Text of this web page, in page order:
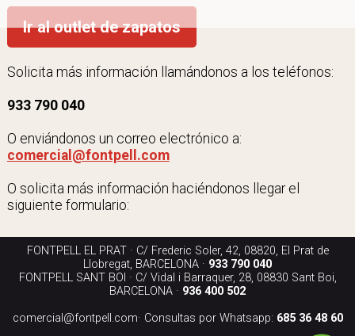
Ir al outlet de zapatos
Solicita más información llamándonos a los teléfonos:
933 790 040
O enviándonos un correo electrónico a:
comercial@fontpell.com
O solicita más información haciéndonos llegar el
siguiente formulario:
FONTPELL EL PRAT · C/ Frederic Soler, 42, 08820, El Prat de
Llobregat, BARCELONA · 933 790 040
FONTPELL SANT BOI · C/ Vidal i Barraquer, 28, 08830 Sant Boi,
BARCELONA · 936 400 502
comercial@fontpell.com· Consultas por Whatsapp: 685 36 48 60